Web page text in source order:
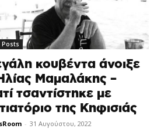
Posts
κουβέντα άνοιξε
Μαμαλάκης –
τσαντίστηκε με
της Κηφισιάς
- 31 Αυγούστου, 2022